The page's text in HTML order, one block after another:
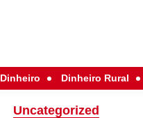
Dinheiro Dinheiro Rural
Uncategorized